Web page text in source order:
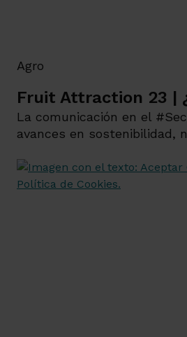
Agro
Fruit Attraction 23 |
La comunicación en el
avances en sostenibilidad,